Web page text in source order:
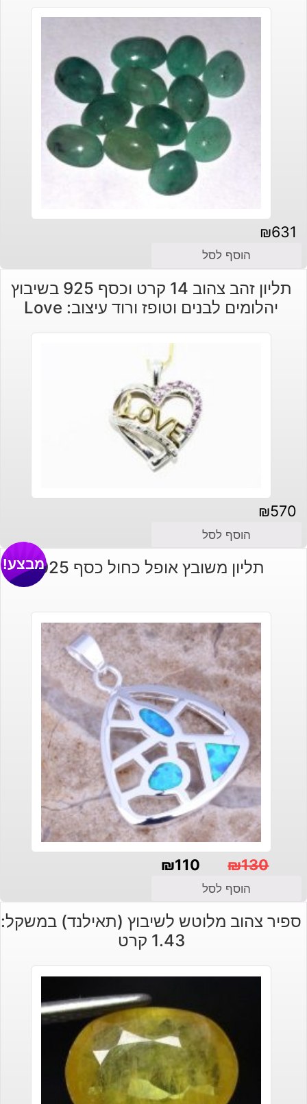
₪631
הוסף לסל
תליון זהב צהוב 14 קרט וכסף 925 בשיבוץ
יהלומים לבנים וטופז ורוד עיצוב: Love
₪570
הוסף לסל
תליון משובץ אופל כחול כסף 925 מבצע!
₪130
המקורי
היה:
₪110
הנוכחי
הוא:
הוסף לסל
ספיר צהוב מלוטש לשיבוץ (תאילנד) במשקל:
1.43 קרט